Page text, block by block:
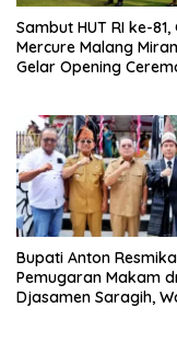
Sambut HUT RI ke-
Mercure Malang
Gelar Opening
Bupati Anton
Pemugaran Makam
Djasamen Saragih,